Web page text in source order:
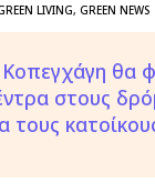
LIVING, GREEN NEWS
θα
στους
τους